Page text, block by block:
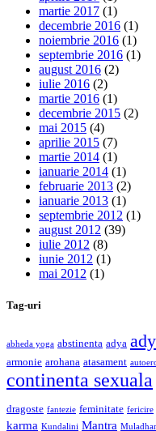
martie 2017 (1)
decembrie 2016 (1)
noiembrie 2016 (1)
septembrie 2016 (1)
august 2016 (2)
iulie 2016 (2)
martie 2016 (1)
decembrie 2015 (2)
mai 2015 (4)
aprilie 2015 (7)
martie 2014 (1)
ianuarie 2014 (1)
februarie 2013 (2)
ianuarie 2013 (1)
septembrie 2012 (1)
august 2012 (39)
iulie 2012 (8)
iunie 2012 (1)
mai 2012 (1)
Tag-uri
abheda yoga abstinenta adya
armonie arohana atasament
continenta sexuala
dragoste fantezie feminitate fericire
karma Kundalini Mantra